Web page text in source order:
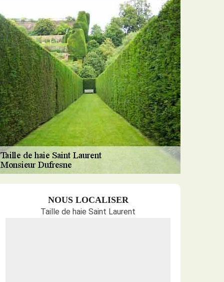
NOUS LOCALISER
Taille de haie Saint Laurent